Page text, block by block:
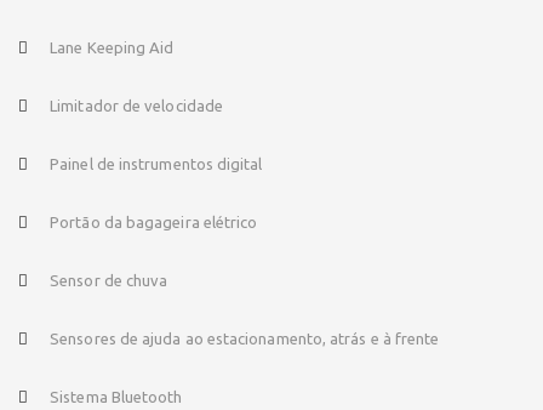
Lane Keeping Aid
Limitador de velocidade
Painel de instrumentos digital
Portão da bagageira elétrico
Sensor de chuva
Sensores de ajuda ao estacionamento, atrás e à frente
Sistema Bluetooth